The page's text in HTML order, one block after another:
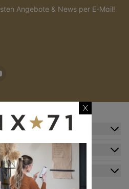
Angebote & News per E-Mail!
X